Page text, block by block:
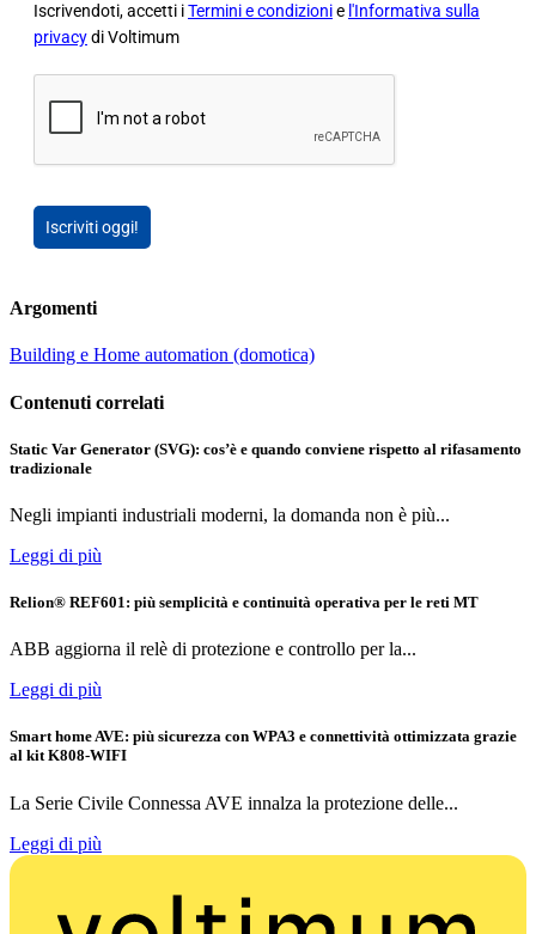
Iscrivendoti, accetti iTermini e condizionie l'Informativa sulla
privacydi Voltimum
Iscriviti oggi!
Argomenti
Building e Home automation (domotica)
Contenuti correlati
Static Var Generator (SVG): cos’è e quando conviene rispetto al rifasamento
tradizionale
Negli impianti industriali moderni, la domanda non è più...
Leggi di più
Relion® REF601: più semplicità e continuità operativa per le reti MT
ABB aggiorna il relè di protezione e controllo per la...
Leggi di più
Smart home AVE: più sicurezza con WPA3 e connettività ottimizzata grazie
al kit K808-WIFI
La Serie Civile Connessa AVE innalza la protezione delle...
Leggi di più